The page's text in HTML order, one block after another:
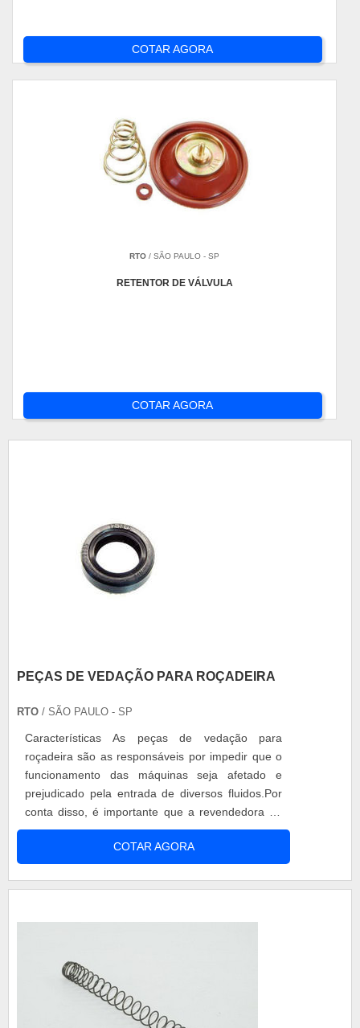
COTAR AGORA
RTO / SÃO PAULO - SP
RETENTOR DE VÁLVULA
COTAR AGORA
PEÇAS DE VEDAÇÃO PARA ROÇADEIRA
RTO / SÃO PAULO - SP
Características As peças de vedação para
roçadeira são as responsáveis por impedir que o
funcionamento das máquinas seja afetado e
prejudicado pela entrada de diversos fluidos.Por
conta disso, é importante que a revendedora de
peças explique para o cliente que essas peças
precisam ser sempre verificadas, pois devem ser
trocadas, caso não estejam trabalhando
COTAR AGORA